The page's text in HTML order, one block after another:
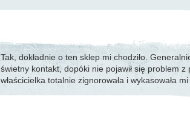
Tak, dokładnie o ten sklep mi chodziło.
świetny kontakt, dopóki nie pojawił się problem z
właścicielka totalnie zignorowała i wykasowała